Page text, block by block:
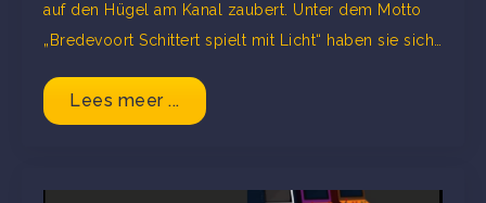
auf den Hügel am Kanal zaubert. Unter dem Motto
„Bredevoort Schittert spielt mit Licht“ haben sie sich…
Lees meer ...